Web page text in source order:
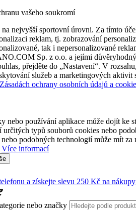
vašeho soukromí
nejvyšší sportovní úrovni. Za tímto
reklam, tj. zobrazování
tak i nepersonalizované
Sp. z o.o. a jejími
přejděte do „Nastavení“. V
služeb a marketingových
Zásadách ochrany osobních údajů a
nebo používání aplikace může dojít ke
určitých typů souborů cookies nebo
podobných technologií může mít
Více informací
a získejte slevu 250 Kč na
nebo značky